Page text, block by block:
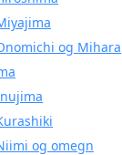
og Mihara
og omegn